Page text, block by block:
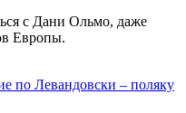
с Дани Ольмо, даже
Европы.
по Левандовски – поляку